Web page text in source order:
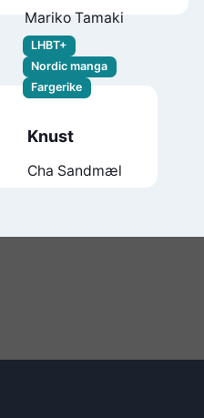
Mariko Tamaki
LHBT+
Nordic manga
Fargerike
Knust
Cha Sandmæl